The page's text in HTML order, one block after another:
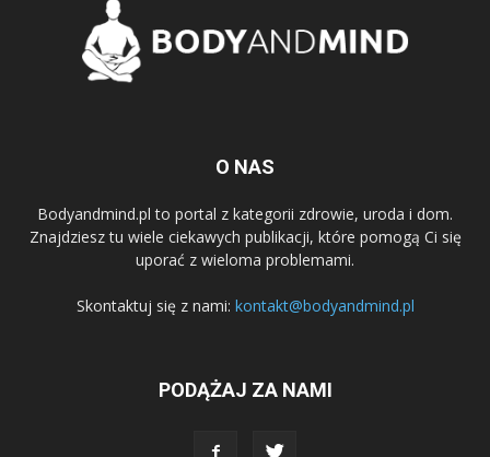
O NAS
Bodyandmind.pl to portal z kategorii zdrowie, uroda i dom.
Znajdziesz tu wiele ciekawych publikacji, które pomogą Ci się
uporać z wieloma problemami.
Skontaktuj się z nami: kontakt@bodyandmind.pl
PODĄŻAJ ZA NAMI